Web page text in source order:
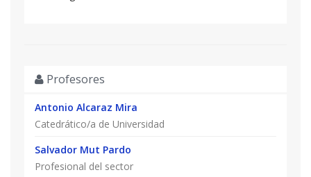
Profesores
Antonio Alcaraz Mira
Catedrático/a de Universidad
Salvador Mut Pardo
Profesional del sector